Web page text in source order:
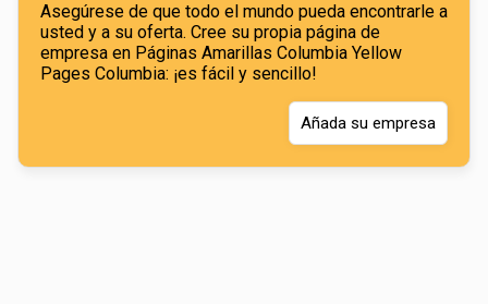
Asegúrese de que todo el mundo pueda encontrarle a
usted y a su oferta. Cree su propia página de
empresa en Páginas Amarillas Columbia Yellow
Pages Columbia: ¡es fácil y sencillo!
Añada su empresa